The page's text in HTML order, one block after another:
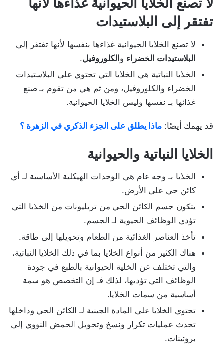
تفتقر إلى البلاستيدات
لا تصنع الخلايا الحيوانية غذاءها بنفسها لأنها تفتقر إلى
البلاستيدات الخضراء والكلوروفيل.
الخلايا النباتية هي الخلايا التي تحتوي على البلاستيدات
الخضراء والكلوروفيل، ومن ثم هي من تقوم بـ صنع
غذائها بـ نفسها وليس الخلايا الحيوانية.
قد يهمك أيضًا: ماذا يطلق على الجزء الذكري في الزهرة ؟
الخلايا النباتية والحيوانية
الخلايا بـ وجه عام هي الوحدات الهيكلية الأساسية لـ أي
كائن حي على الأرض.
يتكون جسم الكائن الحي من تريليونات من الخلايا التي
تؤدي الوظائف الحيوية لـ الجسم.
تأخذ العناصر الغذائية من الطعام وتحويلها إلى طاقة.
هناك الكثير من أنواع الخلايا بما في ذلك الخلايا النباتية،
والتي تختلف عن الخلية الحيوانية بالطبع في جودة
الوظائف التي تؤديها، لذلك فـ إن التخصص هو سمة
أساسية من سمات الخلايا.
تحتوي الخلايا على المادة الجينية لـ الكائن الحي وداخلها
تحدث عمليات تكرار ونسخ وتحويل الحمض النووي إلى
بروتينات.